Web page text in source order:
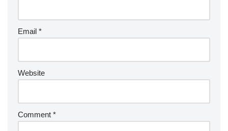
Email *
Website
Comment *